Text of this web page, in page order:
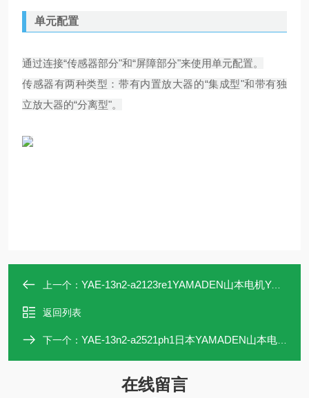
单元配置
通过连接“传感器部分"和“屏障部分"来使用单元配置。
传感器有两种类型：带有内置放大器的“集成型"和带有独
立放大器的“分离型"。
上一个： YAE-13n2-a2123re1YAMADEN山本电机YAE-13电容式液位开关 北崎
返回列表
下一个： YAE-13n2-a2521ph1日本YAMADEN山本电机YAE-13电容式液位开关
在线留言